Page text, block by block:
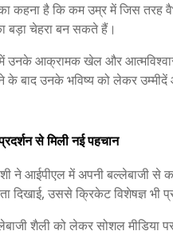
कहना है कि कम उम्र में जिस तरह
बड़ा चेहरा बन सकते हैं।
उनके आक्रामक खेल और
के बाद उनके भविष्य को लेकर
से मिली नई पहचान
ने आईपीएल में अपनी बल्लेबाजी से
दिखाई, उससे क्रिकेट विशेषज्ञ भी
शैली को लेकर सोशल मीडिया